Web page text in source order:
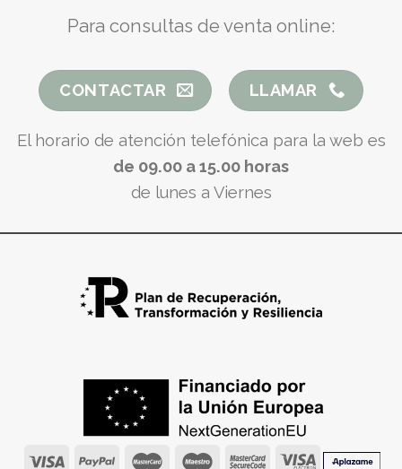
Para consultas de venta online:
CONTACTAR LLAMAR
El horario de atención telefónica para la web es
de 09.00 a 15.00 horas
de lunes a Viernes